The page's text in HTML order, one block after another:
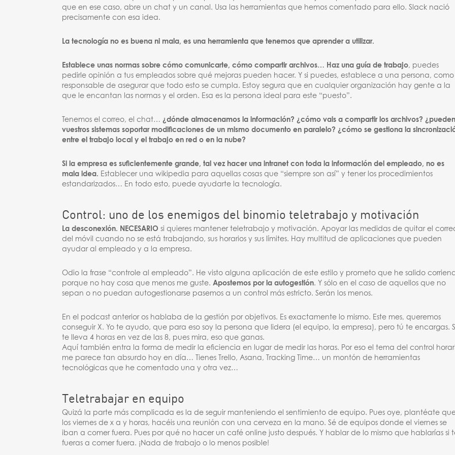
que en ese caso, abre un chat y un canal. Usa las herramientas que hemos comentado para ello. Slack nació
precisamente con esa idea.
La tecnología no es buena ni mala, es una herramienta que tenemos que aprender a utilizar.
Establece unas normas sobre cómo comunicarte, cómo compartir archivos… Haz una guía de trabajo, puedes
pedirle opinión a tus empleados sobre qué mejoras pueden hacer. Y si puedes, establece a una persona, como
responsable de asegurar que todo esto se cumpla. Estoy segura que en cualquier organización hay gente a la
que le encantan las normas y el orden. Esa es la persona ideal para este “puesto”.
Tenemos el correo, el chat…¿dónde almacenamos la información? ¿cómo vais a compartir los archivos?
vuestros sistemas soportar modificaciones de un mismo documento en paralelo? ¿cómo se gestiona la
entre el trabajo local y el trabajo en red o en la nube?
Si la empresa es suficientemente grande, tal vez hacer una intranet con toda la información del empleado, no es
mala idea. Establecer una wikipedia para aquellas cosas que “siempre son así” y tener los procedimientos
estandarizados… En todo esto, puede ayudarte la tecnología.
Control: uno de los enemigos del binomio teletrabajo y motivación
La desconexión. NECESARIO si quieres mantener teletrabajo y motivación. Apoyar las medidas de quitar el
del móvil cuando no se está trabajando, sus horarios y sus límites. Hay multitud de aplicaciones que pueden
ayudar al empleado y a la empresa.
Odio la frase “controle al empleado”. He visto alguna aplicación de este estilo y prometo que he salido
porque no hay cosa que menos me guste.Apostemos por la autogestión. Y sólo en el caso de aquellos que no
sepan o no puedan autogestionarse pasemos a un control más estricto. Serán los menos.
En el podcast anterior os hablaba de la gestión por objetivos. Es exactamente lo mismo. Este mes, queremos
conseguir X. Yo te ayudo, que para eso soy la persona que lidera (el equipo, la empresa), pero tú te encargas.
te lleva 4 horas en vez de las 8, pues mira, eso que ganas.
Aquí también entra la forma de medir la eficiencia en lugar de medir las horas. Por eso el tema del control
me parece tan absurdo hoy en día… Tienes Trello, Asana, Tracking Time… un montón de herramientas
tecnológicas que he comentado una y otra vez…
Teletrabajar en equipo
Quizá la parte más complicada es la de seguir manteniendo el sentimiento de equipo. Pues oye, plantéate
los viernes de x a y horas, hacéis una reunión con una cerveza en la mano. Sé de equipos donde el viernes se
iban a comer fuera. Pues por qué no hacer un café online justo después. Y hablar de lo mismo que hablarías si
fueras a comer fuera. ¡Nada de trabajo o lo menos posible!